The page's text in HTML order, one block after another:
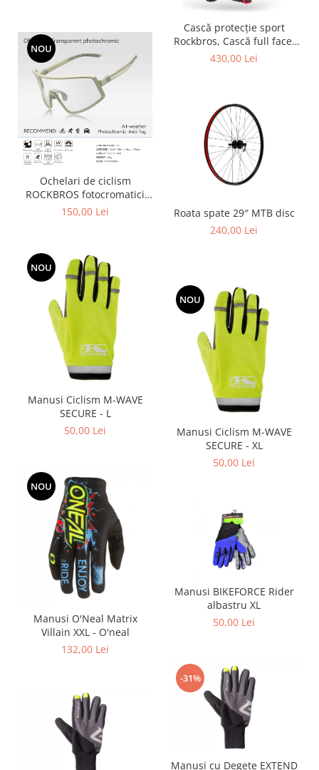
Cască protecție sport
Rockbros, Cască full face,
albastru 55-58 cm
430,00 Lei
NOU
Ochelari de ciclism
ROCKBROS fotocromatici
anti-aburire UV400 reglabili
150,00 Lei
Roata spate 29″ MTB disc
240,00 Lei
NOU
Manusi Ciclism M-WAVE
SECURE - L
50,00 Lei
NOU
Manusi Ciclism M-WAVE
SECURE - XL
50,00 Lei
NOU
Manusi O'Neal Matrix
Villain XXL - O'neal
132,00 Lei
Manusi BIKEFORCE Rider
albastru XL
50,00 Lei
-31%
Manusi cu Degete EXTEND